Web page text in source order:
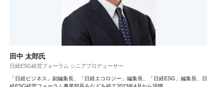
田中 太郎氏
日経ESG経営フォーラム シニアプロデューサー
「日経ビジネス」副編集長、「日経エコロジー」編集長、「日経ESG」編集長、日